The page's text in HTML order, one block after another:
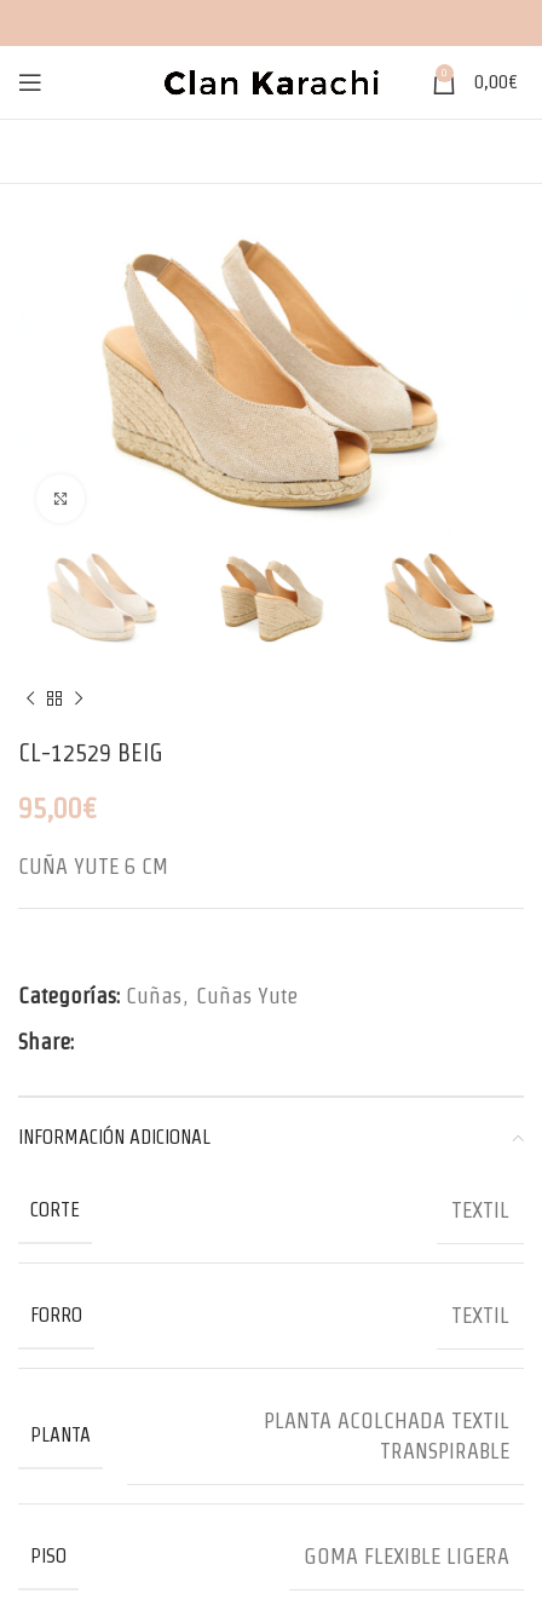
0 0,00€
CL-12529 BEIG
95,00€
CUÑA YUTE 6 CM
Categorías: Cuñas, Cuñas Yute
Share:
INFORMACIÓN ADICIONAL
CORTE TEXTIL
FORRO TEXTIL
PLANTA
PLANTA ACOLCHADA TEXTIL
TRANSPIRABLE
PISO GOMA FLEXIBLE LIGERA